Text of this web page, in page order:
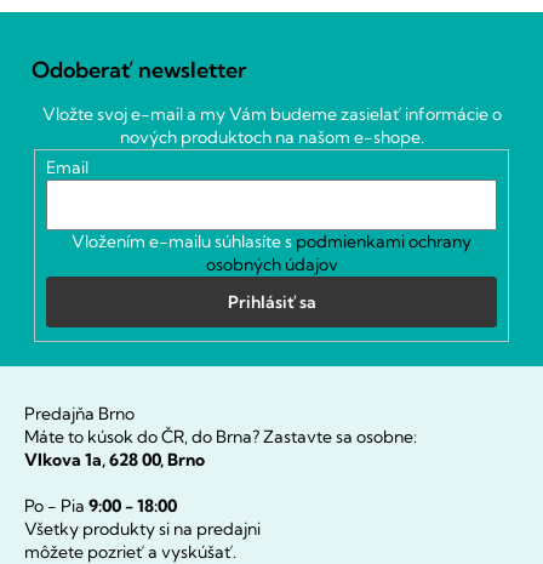
Odoberať newsletter
Vložte svoj e-mail a my Vám budeme zasielať informácie o
nových produktoch na našom e-shope.
Email
Vložením e-mailu súhlasíte s podmienkami ochrany
osobných údajov
Prihlásiť sa
Predajňa Brno
Máte to kúsok do ČR, do Brna? Zastavte sa osobne:
Vlkova 1a, 628 00, Brno
Po - Pia 9:00 - 18:00
Všetky produkty si na predajni
môžete pozrieť a vyskúšať.